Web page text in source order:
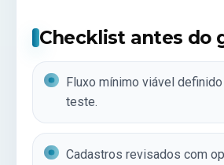
Checklist antes do
Fluxo mínimo viável
teste.
Cadastros revisados com